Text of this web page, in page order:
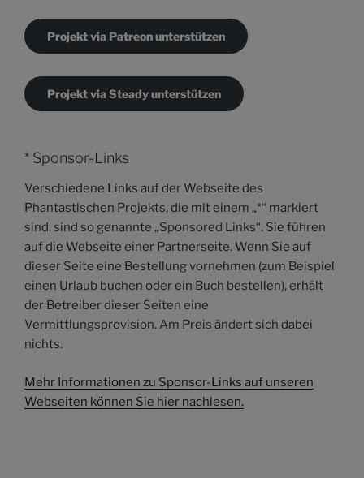
Projekt via Patreon unterstützen
Projekt via Steady unterstützen
* Sponsor-Links
Verschiedene Links auf der Webseite des
Phantastischen Projekts, die mit einem „*“ markiert
sind, sind so genannte „Sponsored Links“. Sie führen
auf die Webseite einer Partnerseite. Wenn Sie auf
dieser Seite eine Bestellung vornehmen (zum Beispiel
einen Urlaub buchen oder ein Buch bestellen), erhält
der Betreiber dieser Seiten eine
Vermittlungsprovision. Am Preis ändert sich dabei
nichts.
Mehr Informationen zu Sponsor-Links auf unseren
Webseiten können Sie hier nachlesen.